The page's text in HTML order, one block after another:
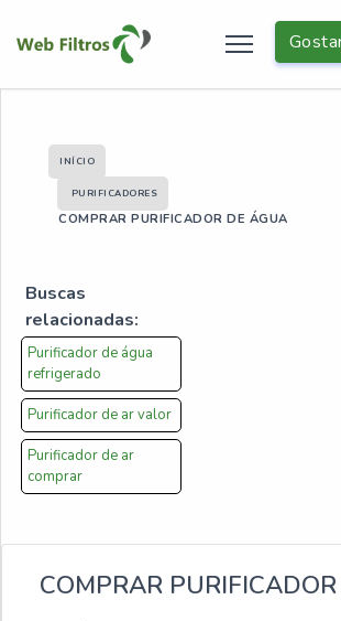
INÍCIO
PURIFICADORES
COMPRAR PURIFICADOR DE ÁGUA
Buscas
relacionadas:
Purificador de água
refrigerado
Purificador de ar valor
Purificador de ar
comprar
COMPRAR